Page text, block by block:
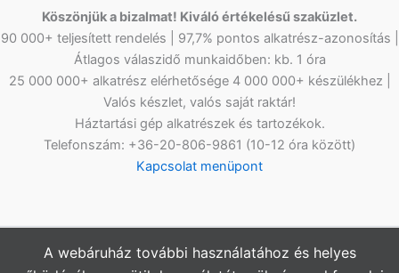
Köszönjük a bizalmat! Kiváló értékelésű szaküzlet.
90 000+ teljesített rendelés | 97,7% pontos alkatrész-azonosítás |
Átlagos válaszidő munkaidőben: kb. 1 óra
25 000 000+ alkatrész elérhetősége 4 000 000+ készülékhez |
Valós készlet, valós saját raktár!
Háztartási gép alkatrészek és tartozékok.
Telefonszám: +36-20-806-9861 (10-12 óra között)
Kapcsolat menüpont
Copyright © 2026Netlap AlkatrészWebshopunkban az árak
A webáruház további használatához és helyes